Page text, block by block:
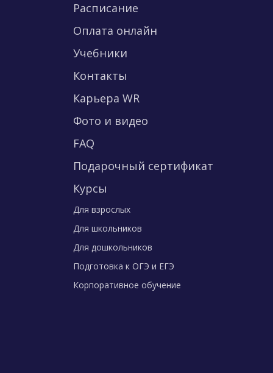
Расписание
Оплата онлайн
Учебники
Контакты
Карьера WR
Фото и видео
FAQ
Подарочный сертификат
Курсы
Для взрослых
Для школьников
Для дошкольников
Подготовка к ОГЭ и ЕГЭ
Корпоративное обучение